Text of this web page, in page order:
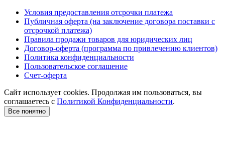
Условия предоставления отсрочки платежа
Публичная оферта (на заключение договора поставки с
отсрочкой платежа)
Правила продажи товаров для юридических лиц
Договор-оферта (программа по привлечению клиентов)
Политика конфиденциальности
Пользовательское соглашение
Счет-оферта
Сайт использует cookies. Продолжая им пользоваться, вы
соглашаетесь c Политикой Конфиденциальности.
Все понятно